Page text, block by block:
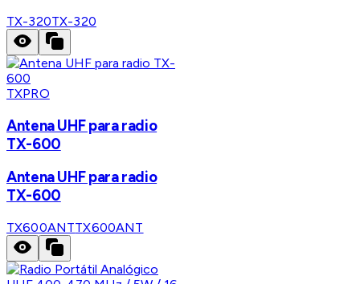
TX-320TX-320
TXPRO
Antena UHF para radio
TX-600
Antena UHF para radio
TX-600
TX600ANTTX600ANT